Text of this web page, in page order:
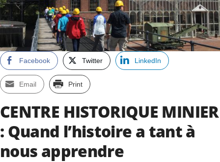
Facebook Twitter LinkedIn
Email Print
CENTRE HISTORIQUE MINIER
: Quand l’histoire a tant à
nous apprendre